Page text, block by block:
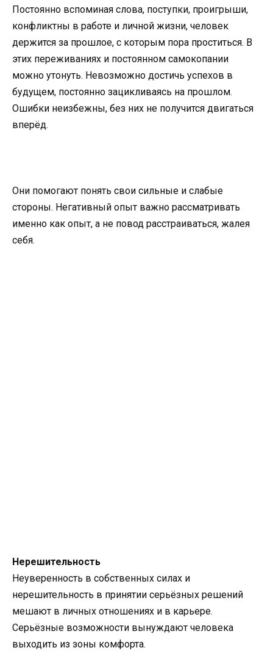
Постоянно вспоминая слова, поступки, проигрыши,
конфликтны в работе и личной жизни, человек
держится за прошлое, с которым пора проститься. В
этих переживаниях и постоянном самокопании
можно утонуть. Невозможно достичь успехов в
будущем, постоянно зацикливаясь на прошлом.
Ошибки неизбежны, без них не получится двигаться
вперёд.
Они помогают понять свои сильные и слабые
стороны. Негативный опыт важно рассматривать
именно как опыт, а не повод расстраиваться, жалея
себя.
Нерешительность
Неуверенность в собственных силах и
нерешительность в принятии серьёзных решений
мешают в личных отношениях и в карьере.
Серьёзные возможности вынуждают человека
выходить из зоны комфорта.